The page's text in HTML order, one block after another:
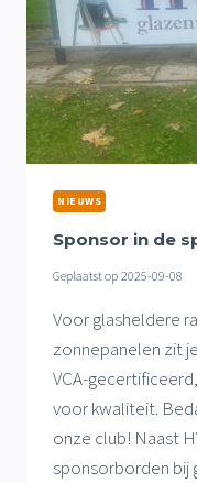
NIEUWS
Sponsor in de
Geplaatst op 2025-09-08
Voor glasheldere
zonnepanelen zit
VCA-
voor kwaliteit.
onze club! Naast
sponsorborden bij